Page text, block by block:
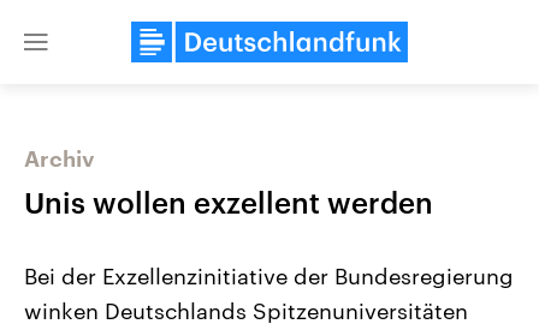
Close
Archiv
Unis wollen exzellent werden
Bei der Exzellenzinitiative der Bundesregierung
winken Deutschlands Spitzenuniversitäten